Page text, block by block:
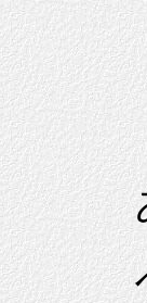
み
林
ああ
へん